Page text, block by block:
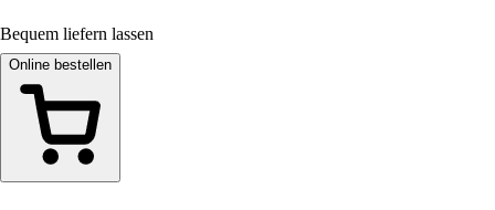
Bequem liefern lassen
Online bestellen